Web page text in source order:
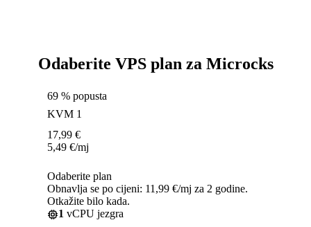
Odaberite VPS plan za Microcks
69 % popusta
KVM 1
17,99 €
5,49 €/mj
Odaberite plan
Obnavlja se po cijeni: 11,99 €/mj za 2 godine.
Otkažite bilo kada.
1 vCPU jezgra